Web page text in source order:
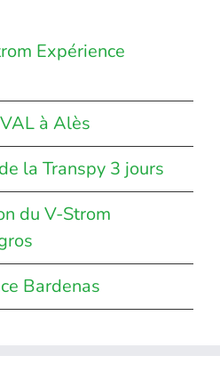
Expérience
à Alès
la Transpy 3 jours
du V-Strom
Bardenas